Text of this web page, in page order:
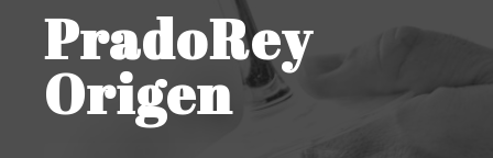
PradoRey
Origen